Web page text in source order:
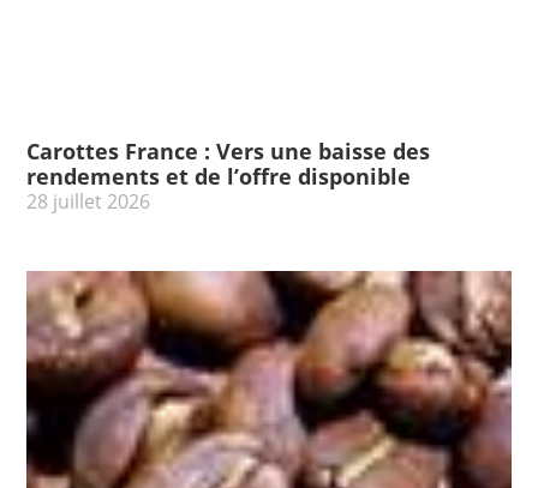
Carottes France : Vers une baisse des
rendements et de l’offre disponible
28 juillet 2026